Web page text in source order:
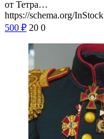
от Тетра…
https://schema.org/InStock
500 ₽ 20 0